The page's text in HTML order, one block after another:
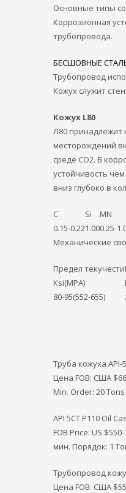
Основные типы
Коррозионная
трубопровода.
БЕСШОВНЫЕ
Трубопровод
Кожух служит
Кожух L80
Л80 принадлежит
месторождений
среде СО2. В
устойчивость
вниз глубоко в
C Si MN
0.15-0.221.000.25-
Механические
Предел текучести
Ksi(MPA)
80-95(552-655)
Труба кожуха API-
Цена FOB: США
Min. Order: 20 Tons
API 5CT P110 Oil
FOB Price: US
мин. Порядок: 1
Трубопровод
Цена FOB: США